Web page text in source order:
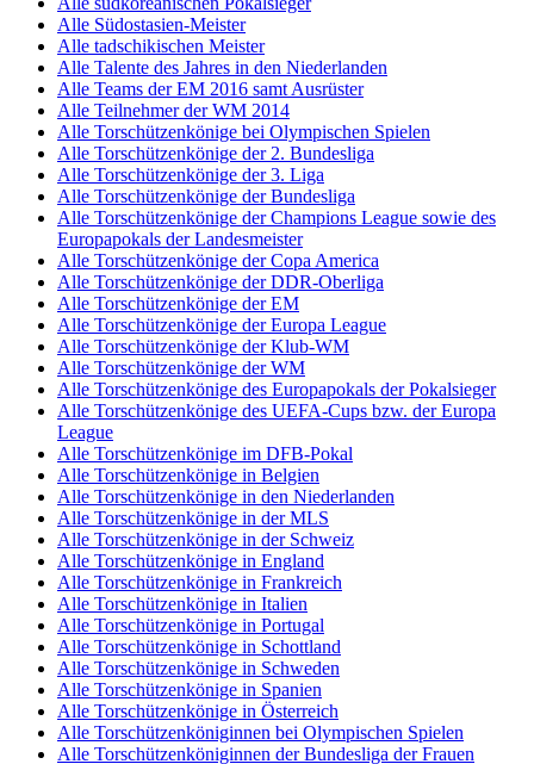
Alle Südostasien-Meister
Alle tadschikischen Meister
Alle Talente des Jahres in den Niederlanden
Alle Teams der EM 2016 samt Ausrüster
Alle Teilnehmer der WM 2014
Alle Torschützenkönige bei Olympischen Spielen
Alle Torschützenkönige der 2. Bundesliga
Alle Torschützenkönige der 3. Liga
Alle Torschützenkönige der Bundesliga
Alle Torschützenkönige der Champions League sowie des
Europapokals der Landesmeister
Alle Torschützenkönige der Copa America
Alle Torschützenkönige der DDR-Oberliga
Alle Torschützenkönige der EM
Alle Torschützenkönige der Europa League
Alle Torschützenkönige der Klub-WM
Alle Torschützenkönige der WM
Alle Torschützenkönige des Europapokals der Pokalsieger
Alle Torschützenkönige des UEFA-Cups bzw. der Europa
League
Alle Torschützenkönige im DFB-Pokal
Alle Torschützenkönige in Belgien
Alle Torschützenkönige in den Niederlanden
Alle Torschützenkönige in der MLS
Alle Torschützenkönige in der Schweiz
Alle Torschützenkönige in England
Alle Torschützenkönige in Frankreich
Alle Torschützenkönige in Italien
Alle Torschützenkönige in Portugal
Alle Torschützenkönige in Schottland
Alle Torschützenkönige in Schweden
Alle Torschützenkönige in Spanien
Alle Torschützenkönige in Österreich
Alle Torschützenköniginnen bei Olympischen Spielen
Alle Torschützenköniginnen der Bundesliga der Frauen